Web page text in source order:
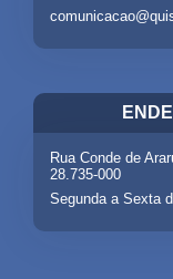
Rua Conde de
28.735-000
Segunda a Sexta